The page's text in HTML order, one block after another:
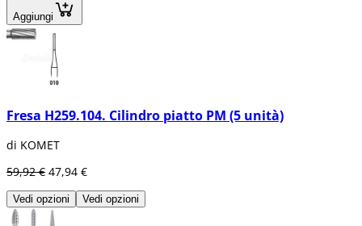
Aggiungi
Fresa H259.104. Cilindro piatto PM (5 unità)
di KOMET
59,92 € 47,94 €
Vedi opzioni Vedi opzioni